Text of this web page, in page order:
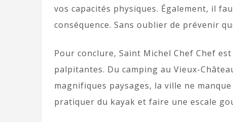
vos capacités physiques. Également, il
conséquence. Sans oublier de prévenir
Pour conclure, Saint Michel Chef Chef
palpitantes. Du camping au Vieux-
magnifiques paysages, la ville ne
pratiquer du kayak et faire une escale